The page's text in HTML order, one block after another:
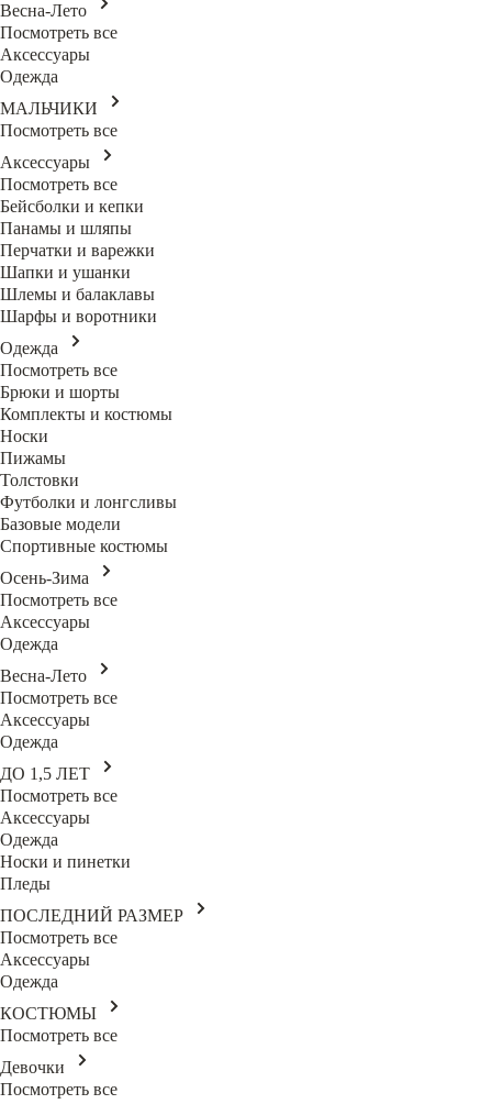
Весна-Лето
Посмотреть все
Аксессуары
Одежда
МАЛЬЧИКИ
Посмотреть все
Аксессуары
Посмотреть все
Бейсболки и кепки
Панамы и шляпы
Перчатки и варежки
Шапки и ушанки
Шлемы и балаклавы
Шарфы и воротники
Одежда
Посмотреть все
Брюки и шорты
Комплекты и костюмы
Носки
Пижамы
Толстовки
Футболки и лонгсливы
Базовые модели
Спортивные костюмы
Осень-Зима
Посмотреть все
Аксессуары
Одежда
Весна-Лето
Посмотреть все
Аксессуары
Одежда
ДО 1,5 ЛЕТ
Посмотреть все
Аксессуары
Одежда
Носки и пинетки
Пледы
ПОСЛЕДНИЙ РАЗМЕР
Посмотреть все
Аксессуары
Одежда
КОСТЮМЫ
Посмотреть все
Девочки
Посмотреть все